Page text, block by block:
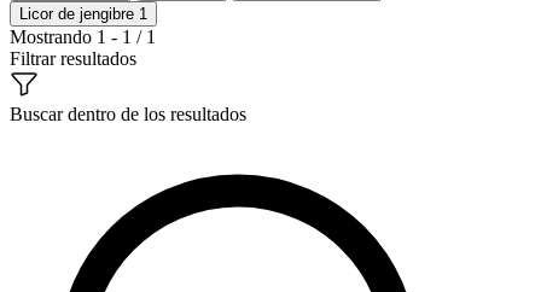
Licor de jengibre 1
Mostrando 1 - 1 / 1
Filtrar resultados
Buscar dentro de los resultados